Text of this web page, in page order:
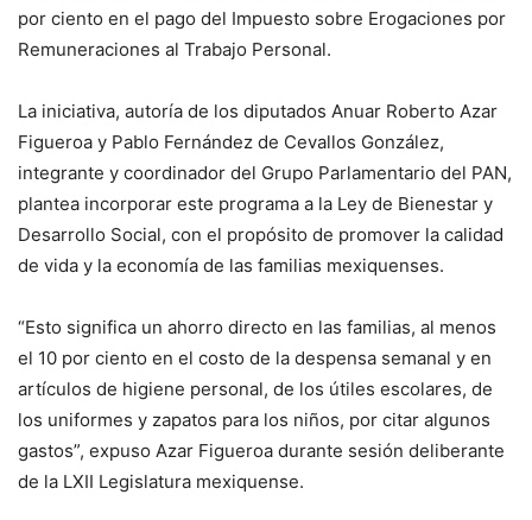
por ciento en el pago del Impuesto sobre Erogaciones por
Remuneraciones al Trabajo Personal.
La iniciativa, autoría de los diputados Anuar Roberto Azar
Figueroa y Pablo Fernández de Cevallos González,
integrante y coordinador del Grupo Parlamentario del PAN,
plantea incorporar este programa a la Ley de Bienestar y
Desarrollo Social, con el propósito de promover la calidad
de vida y la economía de las familias mexiquenses.
“Esto significa un ahorro directo en las familias, al menos
el 10 por ciento en el costo de la despensa semanal y en
artículos de higiene personal, de los útiles escolares, de
los uniformes y zapatos para los niños, por citar algunos
gastos”, expuso Azar Figueroa durante sesión deliberante
de la LXII Legislatura mexiquense.